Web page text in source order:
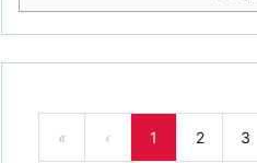
« ‹ 1 2 3